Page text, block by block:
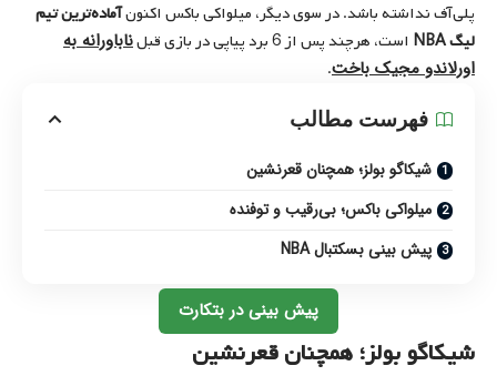
پلی‌آف نداشته باشد. در سوی دیگر، میلواکی باکس اکنونآماده‌ترین تیم
لیگNBA است، هرچند پس از 6 برد پیاپی در بازی قبل
ناباورانه به
اورلاندو مجیک باخت.
فهرست مطالب
شیکاگو بولز؛ همچنان قعرنشین
میلواکی باکس؛ بی‌رقیب و توفنده
پیش بینی بسکتبال NBA
پیش بینی در بتکارت
شیکاگو بولز؛ همچنان قعرنشین